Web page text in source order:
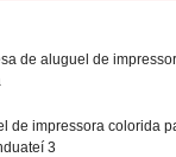
de aluguel de
de impressora colorida
3